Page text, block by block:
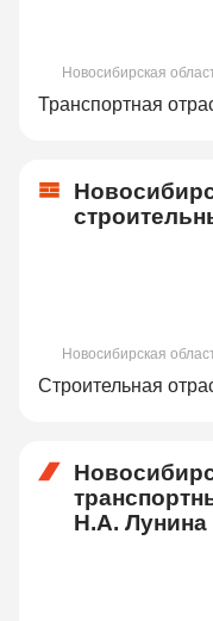
Новосибирская
Транспортная
Новосибирская
Строительная
Н.А. Лунина